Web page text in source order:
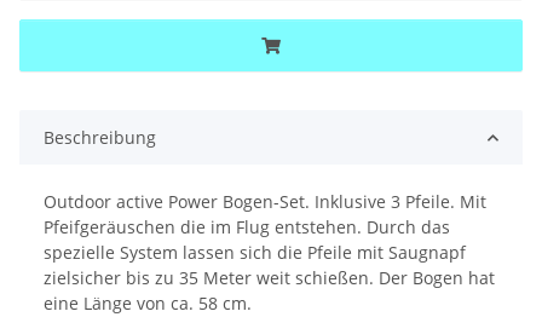
Beschreibung
Outdoor active Power Bogen-Set. Inklusive 3 Pfeile. Mit
Pfeifgeräuschen die im Flug entstehen. Durch das
spezielle System lassen sich die Pfeile mit Saugnapf
zielsicher bis zu 35 Meter weit schießen. Der Bogen hat
eine Länge von ca. 58 cm.